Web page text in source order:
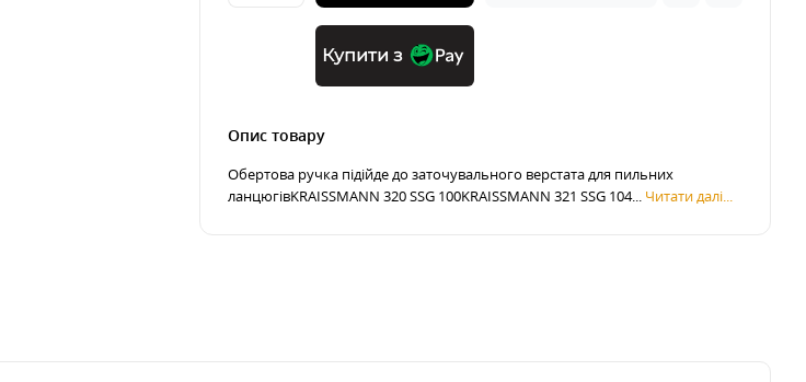
Купити з
Опис товару
Обертова ручка підійде до заточувального верстата для пильних
ланцюгівKRAISSMANN 320 SSG 100KRAISSMANN 321 SSG 104... Читати далі...